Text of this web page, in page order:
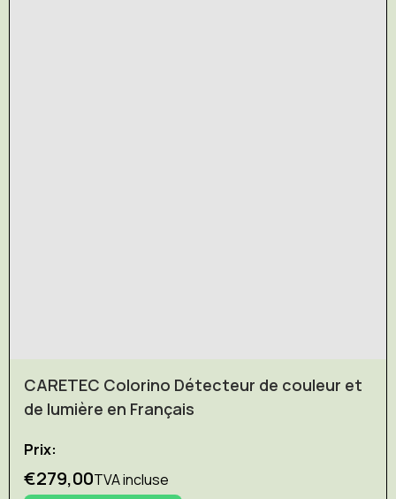
CARETEC Colorino Détecteur de couleur et
de lumière en Français
Prix:
€279,00TVA incluse